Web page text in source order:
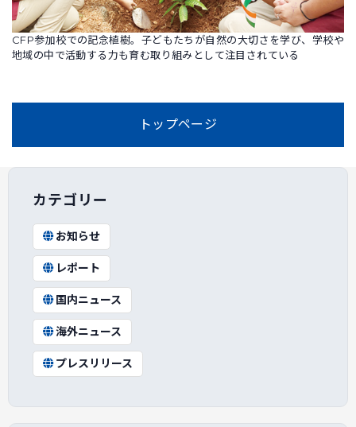
CFP参加校での記念植樹。子どもたちが自然の大切さを学び、学校や
地域の中で活動する力も育む取り組みとして注目されている
トップページ
カテゴリー
お知らせ
レポート
国内ニュース
海外ニュース
プレスリリース